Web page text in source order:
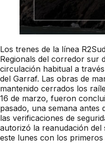
Los trenes de la línea
Regionals del corredor sur
circulación habitual a
del Garraf. Las obras de
mantenido cerrados los
16 de marzo, fueron
pasado, una semana
las verificaciones de
autorizó la reanudación
este lunes con los